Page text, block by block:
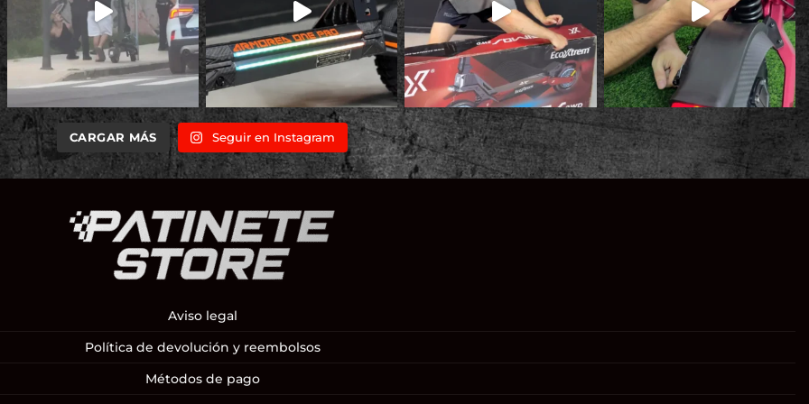
CARGAR MÁS Seguir en Instagram
Aviso legal
Política de devolución y reembolsos
Métodos de pago